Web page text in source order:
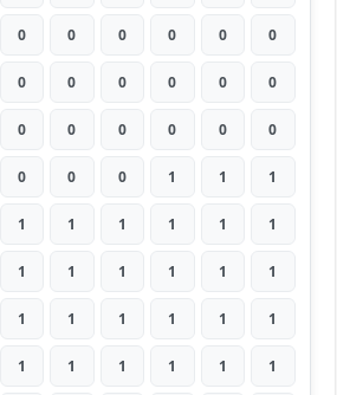
0 0 0 0 0 0
0 0 0 0 0 0
0 0 0 0 0 0
0 0 0 1 1 1
1 1 1 1 1 1
1 1 1 1 1 1
1 1 1 1 1 1
1 1 1 1 1 1